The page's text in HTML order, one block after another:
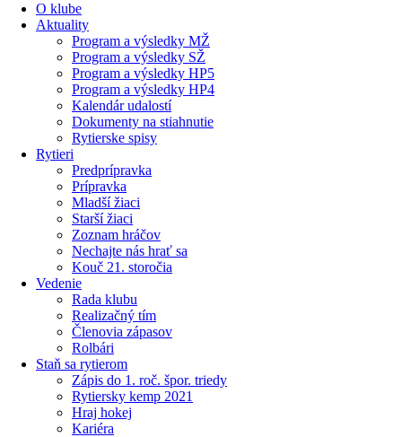
O klube
Aktuality
Program a výsledky MŽ
Program a výsledky SŽ
Program a výsledky HP5
Program a výsledky HP4
Kalendár udalostí
Dokumenty na stiahnutie
Rytierske spisy
Rytieri
Predprípravka
Prípravka
Mladší žiaci
Starší žiaci
Zoznam hráčov
Nechajte nás hrať sa
Kouč 21. storočia
Vedenie
Rada klubu
Realizačný tím
Členovia zápasov
Rolbári
Staň sa rytierom
Zápis do 1. roč. špor. triedy
Rytiersky kemp 2021
Hraj hokej
Kariéra